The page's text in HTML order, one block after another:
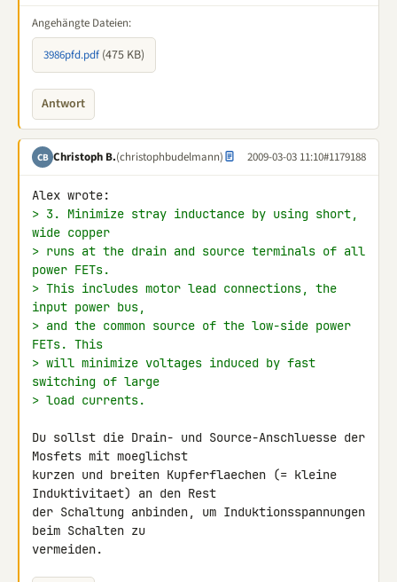
Angehängte Dateien:
3986pfd.pdf (475 KB)
Antwort
CB Christoph B.(christophbudelmann) 2009-03-03 11:10#1179188
> 3. Minimize stray inductance by using short,
wide copper
> runs at the drain and source terminals of all
power FETs.
> This includes motor lead connections, the
input power bus,
> and the common source of the low-side power
FETs. This
> will minimize voltages induced by fast
switching of large
> load currents.
Du sollst die Drain- und Source-Anschluesse der
Mosfets mit moeglichst
kurzen und breiten Kupferflaechen (= kleine
Induktivitaet) an den Rest
der Schaltung anbinden, um Induktionsspannungen
beim Schalten zu
vermeiden.